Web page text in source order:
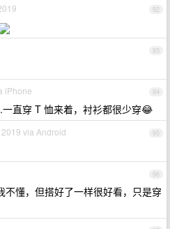
92
93
94
iPhone
直穿 T 恤来着，衬衫都很少穿😂
95
via Android
96
不懂，但搭好了一样很好看，只是穿